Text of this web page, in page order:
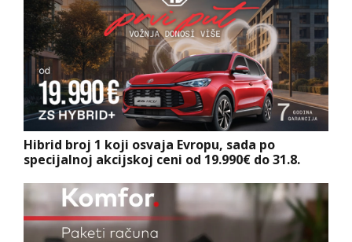
Hibrid broj 1 koji osvaja Evropu, sada po
specijalnoj akcijskoj ceni od 19.990€ do 31.8.